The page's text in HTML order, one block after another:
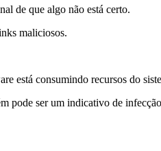
de que algo não está certo.
maliciosos.
está consumindo recursos do
pode ser um indicativo de